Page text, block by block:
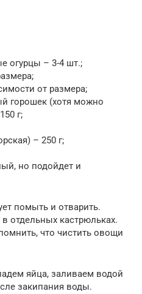
огурцы – 3-4 шт.;
от размера;
горошек (хотя можно
г;
– 250 г;
но подойдет и
помыть и отварить.
отдельных кастрюльках.
что чистить овощи
яйца, заливаем водой
закипания воды.